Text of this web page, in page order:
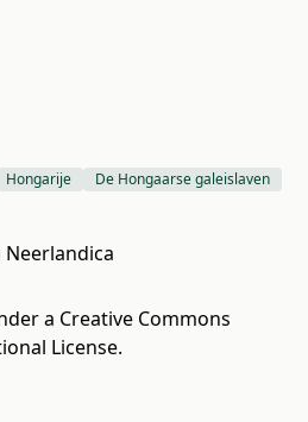
Hongarije De Hongaarse galeislaven
Neerlandica
a Creative Commons
License.